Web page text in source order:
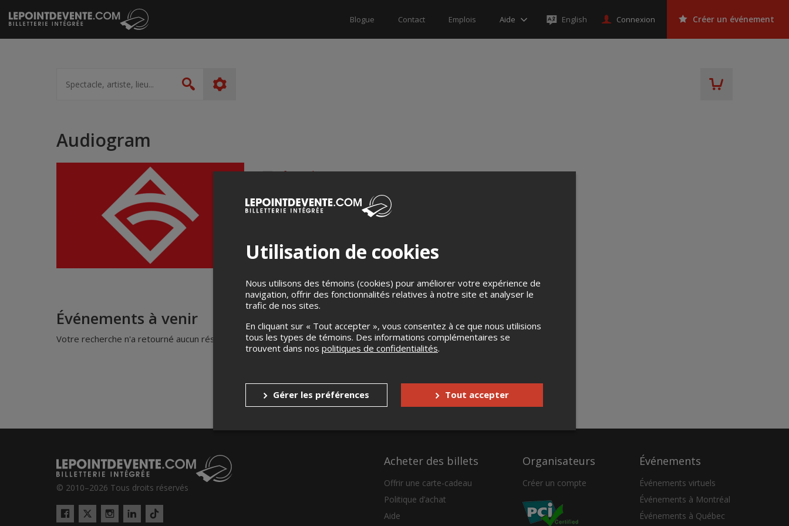
Passer
au
contenu
Blogue Contact Emplois Aide English Connexion Créer un événement
artiste,
lieu...
Rechercher
Audiogram
info@audiogram.com
Événements à venir
Votre recherche n'a retourné aucun résultat.
© 2010–2026 Tous droits réservés
Twitter Tiktok
Acheter des billets
Offrir une carte-cadeau
Politique d’achat
Aide
Organisateurs
Créer un compte
Événements
Événements virtuels
Événements à Montréal
Événements à Québec
Utilisation de cookies
Nous utilisons des témoins (cookies) pour améliorer votre expérience de
navigation, offrir des fonctionnalités relatives à notre site et analyser le
trafic de nos sites.
En cliquant sur « Tout accepter », vous consentez à ce que nous utilisions
tous les types de témoins. Des informations complémentaires se
trouvent dans nos politiques de confidentialités.
Gérer les préférences Tout accepter